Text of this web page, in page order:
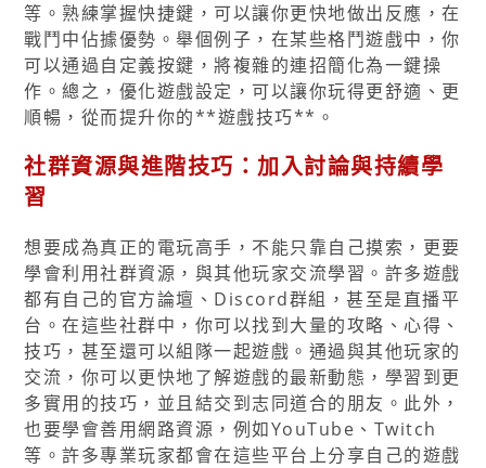
等。熟練掌握快捷鍵，可以讓你更快地做出反應，在
戰鬥中佔據優勢。舉個例子，在某些格鬥遊戲中，你
可以通過自定義按鍵，將複雜的連招簡化為一鍵操
作。總之，優化遊戲設定，可以讓你玩得更舒適、更
順暢，從而提升你的**遊戲技巧**。
社群資源與進階技巧：加入討論與持續學
習
想要成為真正的電玩高手，不能只靠自己摸索，更要
學會利用社群資源，與其他玩家交流學習。許多遊戲
都有自己的官方論壇、Discord群組，甚至是直播平
台。在這些社群中，你可以找到大量的攻略、心得、
技巧，甚至還可以組隊一起遊戲。通過與其他玩家的
交流，你可以更快地了解遊戲的最新動態，學習到更
多實用的技巧，並且結交到志同道合的朋友。此外，
也要學會善用網路資源，例如YouTube、Twitch
等。許多專業玩家都會在這些平台上分享自己的遊戲